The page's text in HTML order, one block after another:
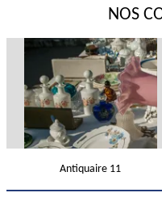
NOS
Antiquaire 11